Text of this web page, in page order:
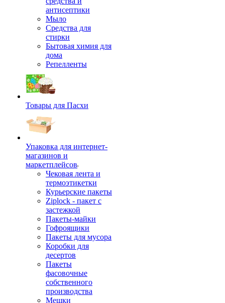
антисептики
Мыло
Средства для
стирки
Бытовая химия для
дома
Репелленты
Товары для Пасхи
Упаковка для интернет-
магазинов и
маркетплейсов
Чековая лента и
термоэтикетки
Курьерские пакеты
Ziplock - пакет с
застежкой
Пакеты-майки
Гофроящики
Пакеты для мусора
Коробки для
десертов
Пакеты
фасовочные
собственного
производства
Мешки